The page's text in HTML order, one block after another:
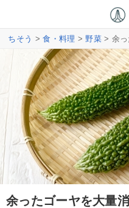
ちそう >食・料理 >野菜> 余っ
余ったゴーヤを大量